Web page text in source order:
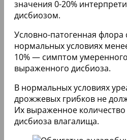
значения 0-20%
дисбиозом.
Условно-патогенная флора
нормальных условиях
10% — симптом
выраженного дисбиоза.
В нормальных условиях
дрожжевых грибков не
Их выраженное
дисбиоза влагалища.